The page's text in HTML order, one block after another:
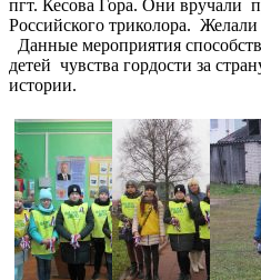
пгт. Кесова Гора. Они вручали
Российского триколора.
Данные мероприятия
детей чувства гордости за
истории.